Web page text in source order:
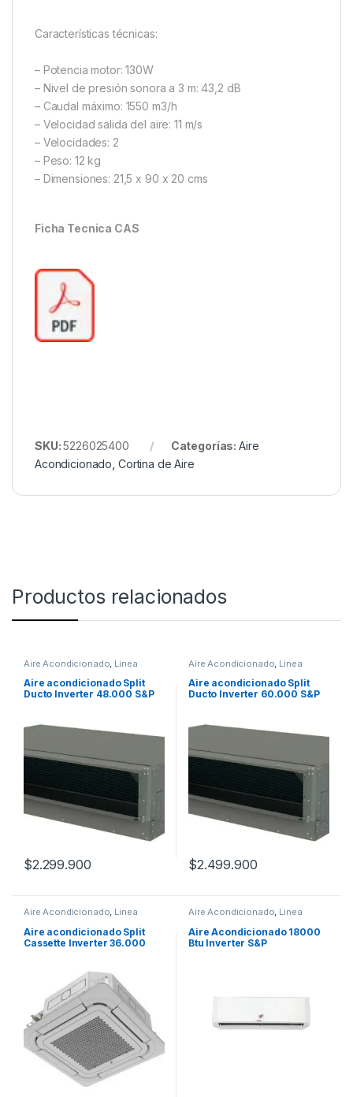
Características técnicas:
– Potencia motor: 130W
– Nivel de presión sonora a 3 m: 43,2 dB
– Caudal máximo: 1550 m3/h
– Velocidad salida del aire: 11 m/s
– Velocidades: 2
– Peso: 12 kg
– Dimensiones: 21,5 x 90 x 20 cms
Ficha Tecnica CAS
SKU:5226025400 Categorías: Aire
Acondicionado Cortina de Aire
Productos relacionados
Aire Acondicionado Linea
Aire acondicionado Split
Ducto Inverter 48.000 S&P
$2.299.900
Aire Acondicionado Linea
Aire acondicionado Split
Ducto Inverter 60.000 S&P
$2.499.900
Aire Acondicionado, Linea
Aire acondicionado Split
Cassette Inverter 36.000
Aire Acondicionado, Linea
Aire Acondicionado 18000
Btu Inverter S&P